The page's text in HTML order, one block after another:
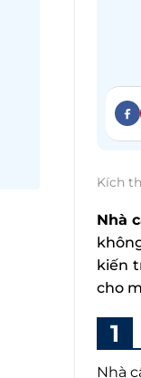
Kích
Nhà
kiến
cho
Nhà